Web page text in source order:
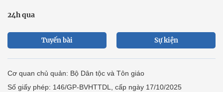
24h qua
Tuyến bài Sự kiện
Cơ quan chủ quản: Bộ Dân tộc và Tôn giáo
Số giấy phép: 146/GP-BVHTTDL, cấp ngày 17/10/2025